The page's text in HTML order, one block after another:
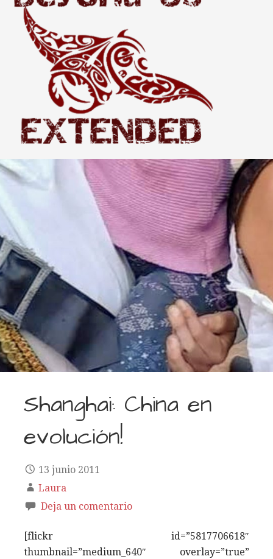
THE WORLD BEYOND US
Extended
Shanghai: China en
evolución!
13 junio 2011
Laura
Deja un comentario
[flickr id=”5817706618″
thumbnail=”medium_640″ overlay=”true”